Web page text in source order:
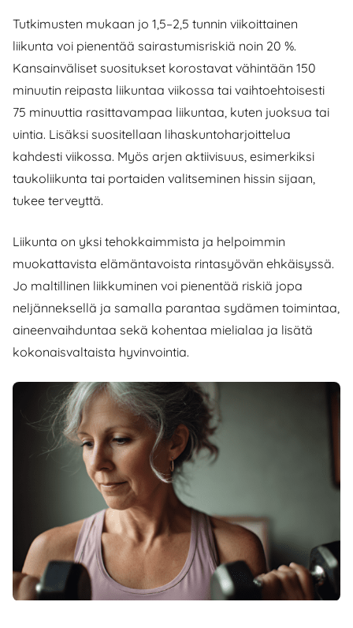
Tutkimusten mukaan jo 1,5–2,5 tunnin viikoittainen
liikunta voi pienentää sairastumisriskiä noin 20 %.
Kansainväliset suositukset korostavat vähintään 150
minuutin reipasta liikuntaa viikossa tai vaihtoehtoisesti
75 minuuttia rasittavampaa liikuntaa, kuten juoksua tai
uintia. Lisäksi suositellaan lihaskuntoharjoittelua
kahdesti viikossa. Myös arjen aktiivisuus, esimerkiksi
taukoliikunta tai portaiden valitseminen hissin sijaan,
tukee terveyttä.
Liikunta on yksi tehokkaimmista ja helpoimmin
muokattavista elämäntavoista rintasyövän ehkäisyssä.
Jo maltillinen liikkuminen voi pienentää riskiä jopa
neljänneksellä ja samalla parantaa sydämen toimintaa,
aineenvaihduntaa sekä kohentaa mielialaa ja lisätä
kokonaisvaltaista hyvinvointia.